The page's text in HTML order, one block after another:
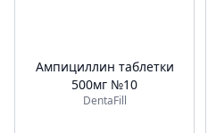
Ампициллин таблетки
500мг №10
DentaFill